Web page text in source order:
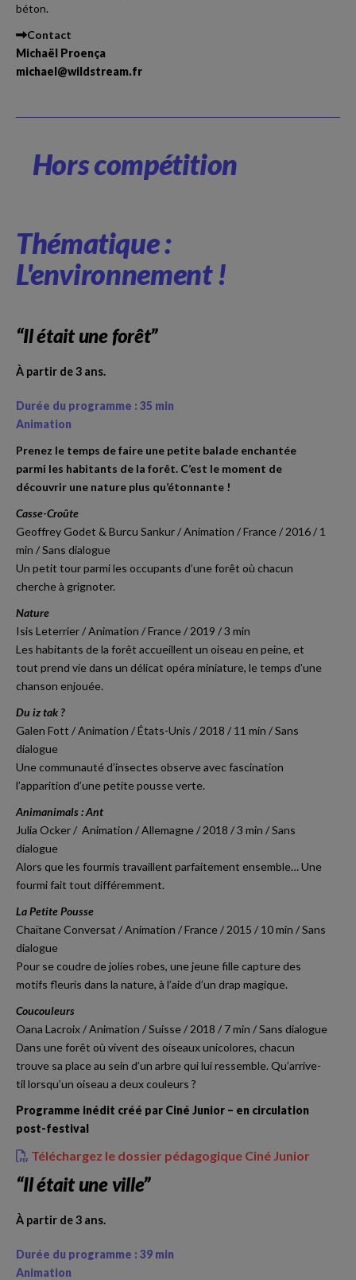
béton.
Contact
Michaël Proença
michael@wildstream.fr
Hors compétition
Thématique :
L'environnement !
“Il était une forêt”
À partir de 3 ans.
Durée du programme : 35 min
Animation
Prenez le temps de faire une petite balade enchantée
parmi les habitants de la forêt. C’est le moment de
découvrir une nature plus qu’étonnante !
Casse-Croûte
Geoffrey Godet & Burcu Sankur / Animation / France / 2016 / 1
min / Sans dialogue
Un petit tour parmi les occupants d’une forêt où chacun
cherche à grignoter.
Nature
Isis Leterrier / Animation / France / 2019 / 3 min
Les habitants de la forêt accueillent un oiseau en peine, et
tout prend vie dans un délicat opéra miniature, le temps d’une
chanson enjouée.
Du iz tak ?
Galen Fott / Animation / États-Unis / 2018 / 11 min / Sans
dialogue
Une communauté d’insectes observe avec fascination
l’apparition d’une petite pousse verte.
Animanimals : Ant
Julia Ocker / Animation / Allemagne / 2018 / 3 min / Sans
dialogue
Alors que les fourmis travaillent parfaitement ensemble… Une
fourmi fait tout différemment.
La Petite Pousse
Chaïtane Conversat / Animation / France / 2015 / 10 min / Sans
dialogue
Pour se coudre de jolies robes, une jeune fille capture des
motifs fleuris dans la nature, à l’aide d’un drap magique.
Coucouleurs
Oana Lacroix / Animation / Suisse / 2018 / 7 min / Sans dialogue
Dans une forêt où vivent des oiseaux unicolores, chacun
trouve sa place au sein d’un arbre qui lui ressemble. Qu’arrive-
til lorsqu’un oiseau a deux couleurs ?
Programme inédit créé par Ciné Junior – en circulation
post-festival
Téléchargez le dossier pédagogique Ciné Junior
“Il était une ville”
À partir de 3 ans.
Durée du programme : 39 min
Animation